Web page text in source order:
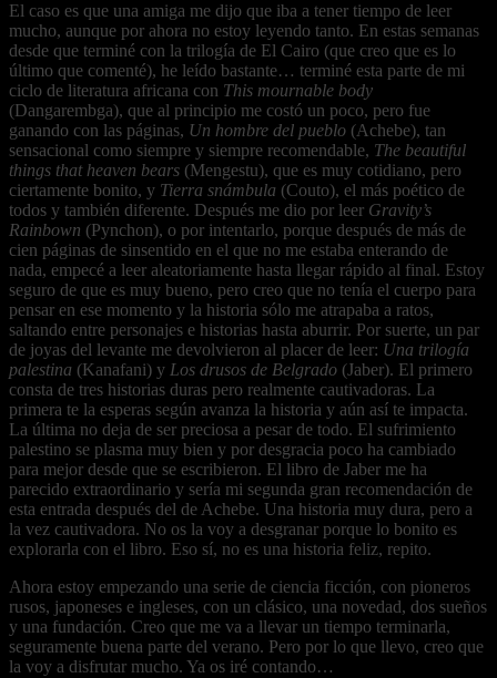
El caso es que una amiga me dijo que iba a tener tiempo de leer
mucho, aunque por ahora no estoy leyendo tanto. En estas semanas
desde que terminé con la trilogía de El Cairo (que creo que es lo
último que comenté), he leído bastante… terminé esta parte de mi
ciclo de literatura africana con This mournable body
(Dangarembga), que al principio me costó un poco, pero fue
ganando con las páginas, Un hombre del pueblo (Achebe), tan
sensacional como siempre y siempre recomendable, The beautiful
things that heaven bears (Mengestu), que es muy cotidiano, pero
ciertamente bonito, y Tierra snámbula (Couto), el más poético de
todos y también diferente. Después me dio por leer Gravity’s
Rainbown (Pynchon), o por intentarlo, porque después de más de
cien páginas de sinsentido en el que no me estaba enterando de
nada, empecé a leer aleatoriamente hasta llegar rápido al final. Estoy
seguro de que es muy bueno, pero creo que no tenía el cuerpo para
pensar en ese momento y la historia sólo me atrapaba a ratos,
saltando entre personajes e historias hasta aburrir. Por suerte, un par
de joyas del levante me devolvieron al placer de leer: Una trilogía
palestina (Kanafani) y Los drusos de Belgrado (Jaber). El primero
consta de tres historias duras pero realmente cautivadoras. La
primera te la esperas según avanza la historia y aún así te impacta.
La última no deja de ser preciosa a pesar de todo. El sufrimiento
palestino se plasma muy bien y por desgracia poco ha cambiado
para mejor desde que se escribieron. El libro de Jaber me ha
parecido extraordinario y sería mi segunda gran recomendación de
esta entrada después del de Achebe. Una historia muy dura, pero a
la vez cautivadora. No os la voy a desgranar porque lo bonito es
explorarla con el libro. Eso sí, no es una historia feliz, repito.
Ahora estoy empezando una serie de ciencia ficción, con pioneros
rusos, japoneses e ingleses, con un clásico, una novedad, dos sueños
y una fundación. Creo que me va a llevar un tiempo terminarla,
seguramente buena parte del verano. Pero por lo que llevo, creo que
la voy a disfrutar mucho. Ya os iré contando…